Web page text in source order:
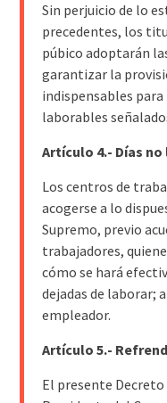
Sin perjuicio de lo
precedentes, los
púbico adoptarán
garantizar la
indispensables
laborables
Artículo 4.- Días
Los centros de
acogerse a lo
Supremo, previo
trabajadores,
cómo se hará
dejadas de laborar;
empleador.
Artículo 5.-
El presente